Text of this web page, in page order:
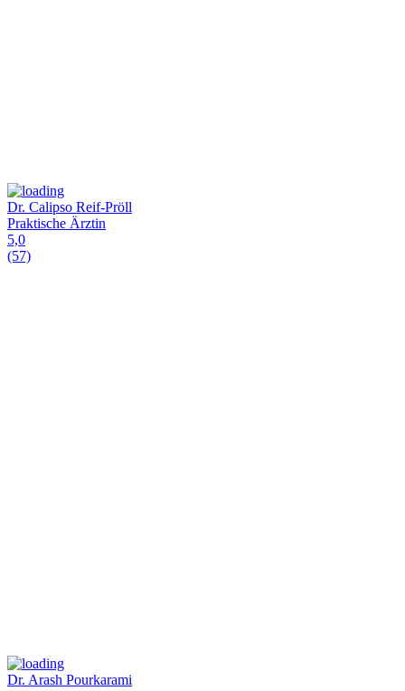
Dr. Calipso Reif-Pröll
Praktische Ärztin
5,0
(57)
Dr. Arash Pourkarami